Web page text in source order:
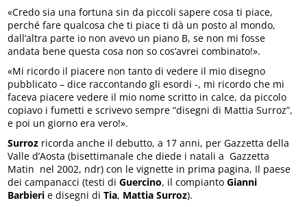
«Credo sia una fortuna sin da piccoli sapere cosa ti piace,
perché fare qualcosa che ti piace ti dà un posto al mondo,
dall’altra parte io non avevo un piano B, se non mi fosse
andata bene questa cosa non so cos’avrei combinato!».
«Mi ricordo il piacere non tanto di vedere il mio disegno
pubblicato – dice raccontando gli esordi -, mi ricordo che mi
faceva piacere vedere il mio nome scritto in calce, da piccolo
copiavo i fumetti e scrivevo sempre “disegni di Mattia Surroz”,
e poi un giorno era vero!».
Surroz ricorda anche il debutto, a 17 anni, per Gazzetta della
Valle d’Aosta (bisettimanale che diede i natali a Gazzetta
Matin nel 2002, ndr) con le vignette in prima pagina, Il paese
dei campanacci (testi diGuercino, il compiantoGianni
Barbieri e disegni di Tia, Mattia Surroz).